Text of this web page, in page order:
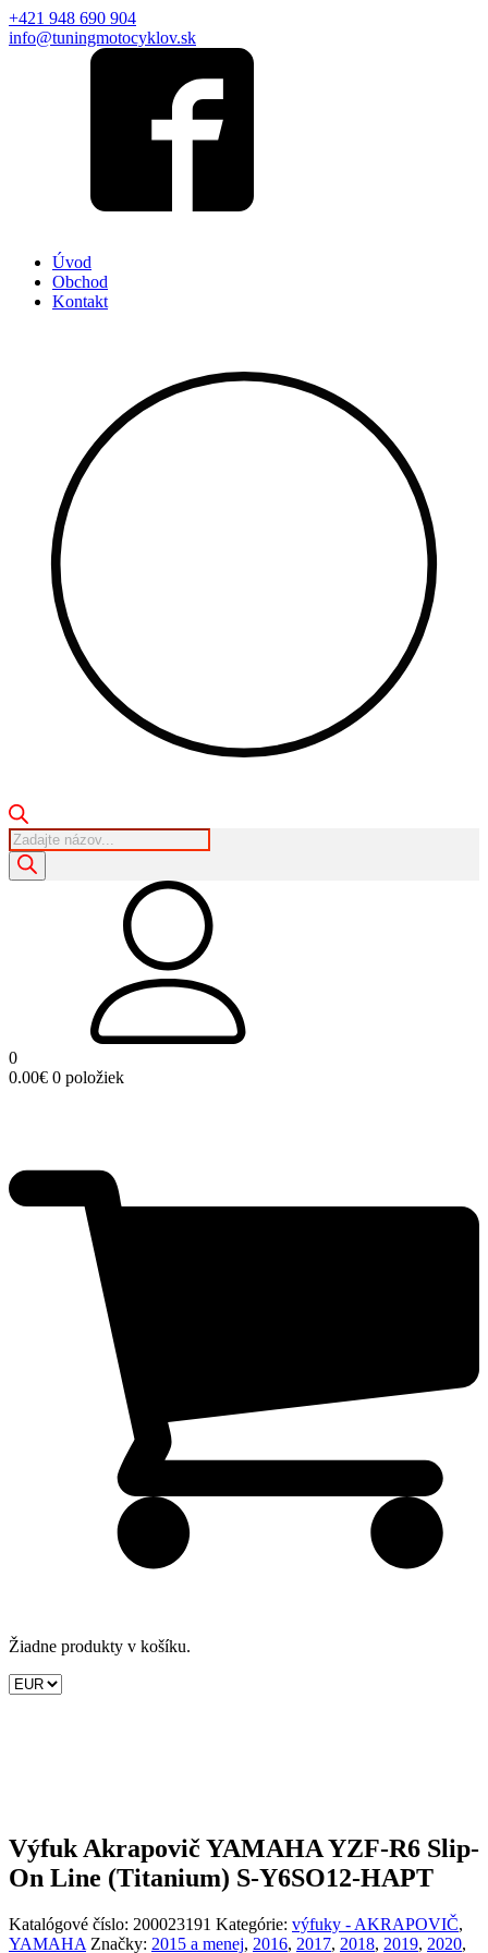
+421 948 690 904
info@tuningmotocyklov.sk
Úvod
Obchod
Kontakt
Products
search
0
0.00€ 0 položiek
Žiadne produkty v košíku.
Výfuk Akrapovič YAMAHA YZF-R6 Slip-
On Line (Titanium) S-Y6SO12-HAPT
Katalógové číslo: 200023191 Kategórie: výfuky - AKRAPOVIČ,
YAMAHA Značky: 2015 a menej, 2016, 2017, 2018, 2019, 2020,